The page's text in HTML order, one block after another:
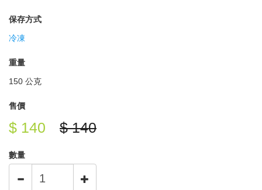
保存方式
冷凍
重量
150 公克
售價
$ 140 $ 140
數量